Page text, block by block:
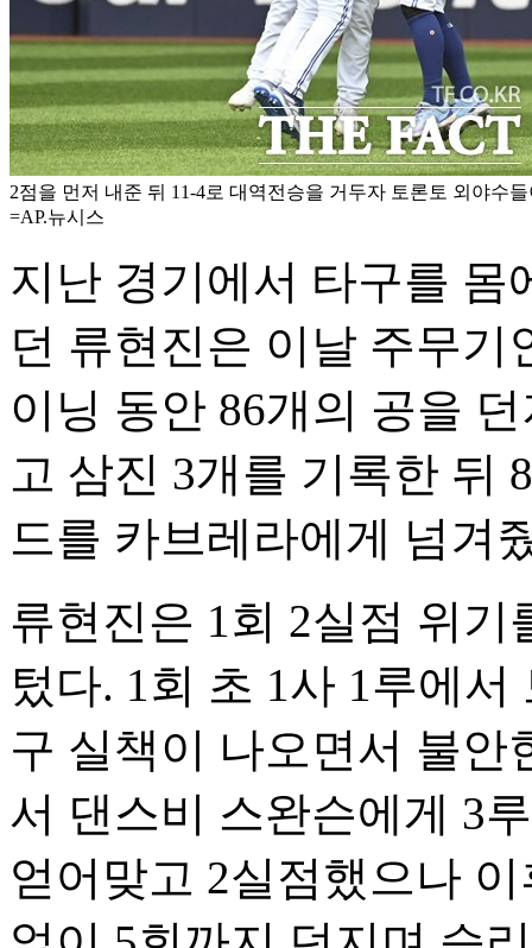
2점을 먼저 내준 뒤 11-4로 대역전승을 거두자 토론토 외야수
=AP.뉴시스
지난 경기에서 타구를 몸
던 류현진은 이날 주무기
이닝 동안 86개의 공을
고 삼진 3개를 기록한 뒤
드를 카브레라에게 넘겨
류현진은 1회 2실점 위
텄다. 1회 초 1사 1루에
구 실책이 나오면서 불안
서 댄스비 스완슨에게 3
얻어맞고 2실점했으나